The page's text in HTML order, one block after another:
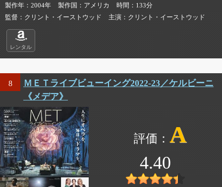
製作年 2004年 製作国 アメリカ 時間
133分
監督
クリント・イーストウッド 主演 クリント・イーストウッド
レンタル
8
ＭＥＴライブビューイング2022-23／ケルビーニ
《メデア》
A
4.40